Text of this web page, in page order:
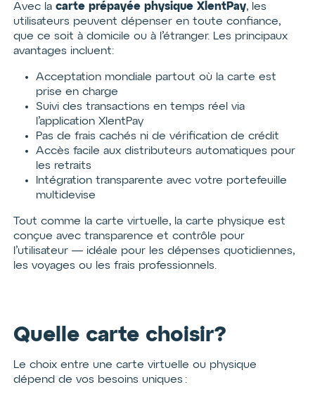
Avec lacarte prépayée physique XlentPay, les
utilisateurs peuvent dépenser en toute confiance,
que ce soit à domicile ou à l’étranger. Les principaux
avantages incluent:
Acceptation mondiale partout où la carte est
prise en charge
Suivi des transactions en temps réel via
l’application XlentPay
Pas de frais cachés ni de vérification de crédit
Accès facile aux distributeurs automatiques pour
les retraits
Intégration transparente avec votre portefeuille
multidevise
Tout comme la carte virtuelle, la carte physique est
conçue avec transparence et contrôle pour
l’utilisateur — idéale pour les dépenses quotidiennes,
les voyages ou les frais professionnels.
Quelle carte choisir?
Le choix entre une carte virtuelle ou physique
dépend de vos besoins uniques :